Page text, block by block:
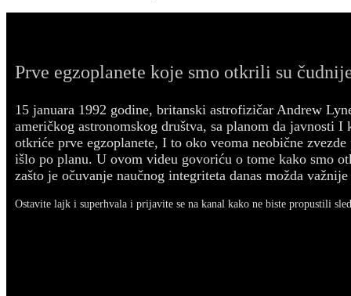
Prve egzoplanete koje smo otkrili su
15 januara 1992 godine, britanski astrofizičar Andrew
američkog astronomskog društva, sa planom da javnosti I
otkriće prve egzoplanete, I to oko veoma neobične
išlo po planu. U ovom videu govoriću o tome kako smo
zašto je očuvanje naučnog integriteta danas možda
Ostavite lajk i superhvala i prijavite se na kanal kako ne biste propustili